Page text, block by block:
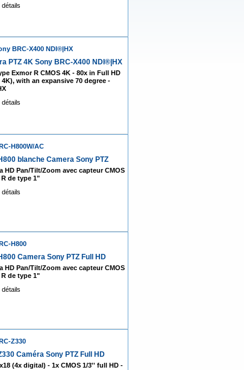
détails
BRC-X400 NDI®|HX
PTZ 4K Sony BRC-X400 NDI®|HX
Exmor R CMOS 4K - 80x in Full HD
4K), with an expansive 70 degree -
détails
H800W/AC
blanche Camera Sony PTZ
HD Pan/Tilt/Zoom avec capteur CMOS
de type 1"
détails
H800
Camera Sony PTZ Full HD
HD Pan/Tilt/Zoom avec capteur CMOS
de type 1"
détails
Z330
Caméra Sony PTZ Full HD
(4x digital) - 1x CMOS 1/3'' full HD -